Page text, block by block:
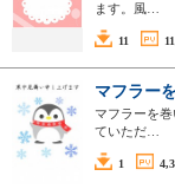
ます。風…
11
マフラー
マフラーを
ていただ…
1